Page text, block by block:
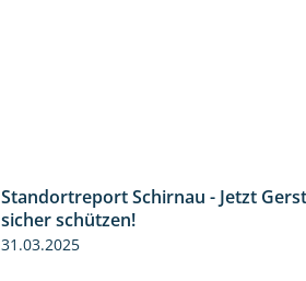
Standortreport Schirnau - Jetzt Gerste
sicher schützen!